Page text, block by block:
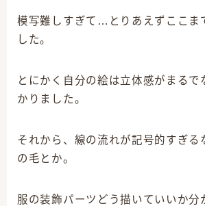
模写難しすぎて…とりあえずここま
した。
とにかく自分の絵は立体感がまるで
かりました。
それから、線の流れが記号的すぎ
の毛とか。
服の装飾パーツどう描いていいか分